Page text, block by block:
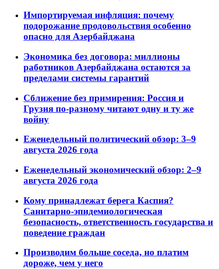
Импортируемая инфляция: почему
подорожание продовольствия особенно
опасно для Азербайджана
Экономика без договора: миллионы
работников Азербайджана остаются за
пределами системы гарантий
Сближение без примирения: Россия и
Грузия по-разному читают одну и ту же
войну
Еженедельный политический обзор: 3–9
августа 2026 года
Еженедельный экономический обзор: 2–9
августа 2026 года
Кому принадлежат берега Каспия?
Санитарно-эпидемиологическая
безопасность, ответственность государства и
поведение граждан
Производим больше соседа, но платим
дороже, чем у него